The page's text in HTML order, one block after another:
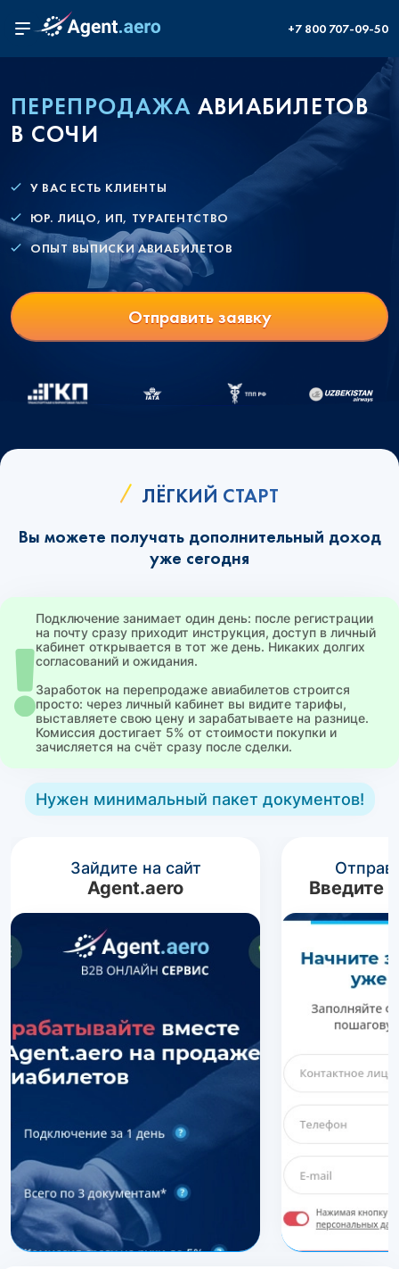
+7 800 707-09-50
ПЕРЕПРОДАЖА АВИАБИЛЕТОВ
В СОЧИ
У ВАС ЕСТЬ КЛИЕНТЫ
ЮР. ЛИЦО, ИП, ТУРАГЕНТСТВО
ОПЫТ ВЫПИСКИ АВИАБИЛЕТОВ
Отправить заявку
ЛЁГКИЙ СТАРТ
Вы можете получать дополнительный доход
уже сегодня
Подключение занимает один день: после регистрации
на почту сразу приходит инструкция, доступ в личный
кабинет открывается в тот же день. Никаких долгих
согласований и ожидания.
Заработок на перепродаже авиабилетов строится
просто: через личный кабинет вы видите тарифы,
выставляете свою цену и зарабатываете на разнице.
Комиссия достигает 5% от стоимости покупки и
зачисляется на счёт сразу после сделки.
Нужен минимальный пакет документов!
Зайдите на сайт
Agent.aero Введите